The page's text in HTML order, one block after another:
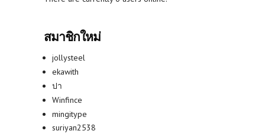
สมาชิกใหม่
jollysteel
ekawith
ปา
Winfince
mingitype
suriyan2538